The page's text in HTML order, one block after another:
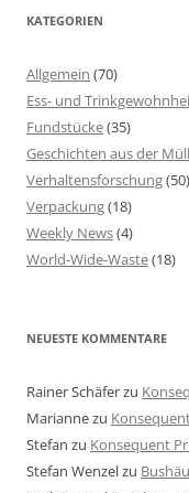
KATEGORIEN
Allgemein (70)
Ess- und
Fundstücke(35)
Geschichten aus der
Verhaltensforschung(50)
Verpackung(18)
Weekly News(4)
World-Wide-Waste(18)
NEUESTE KOMMENTARE
Rainer Schäferzu
Mariannezu
Stefan zu Konsequent
Stefan Wenzelzu